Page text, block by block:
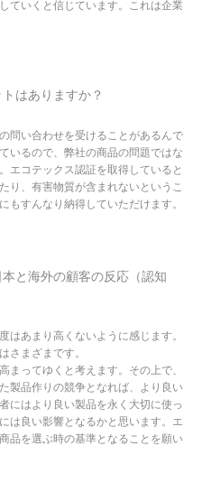
ていくと信じています。これは企業
はありますか？
問い合わせを受けることがあるんで
いるので、弊社の商品の問題ではな
エコテックス認証を取得していると
り、有害物質が含まれないというこ
もすんなり納得していただけます。
と海外の顧客の反応（認知
はあまり高くないように感じます。
さまざまです。
まってゆくと考えます。その上で、
製品作りの競争となれば、より良い
にはより良い製品を永く大切に使っ
は良い影響となるかと思います。エ
品を選ぶ時の基準となることを願い